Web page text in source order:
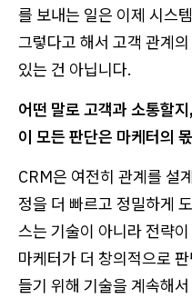
를 보내는 일은 이제 시스
그렇다고 해서 고객 관계
있는 건 아닙니다.
어떤 말로 고객과 소통할
이 모든 판단은 마케터의 몫
CRM은 여전히 관계를 설
정을 더 빠르고 정밀하게
스는 기술이 아니라 전략
마케터가 더 창의적으로
들기 위해 기술을 계속해